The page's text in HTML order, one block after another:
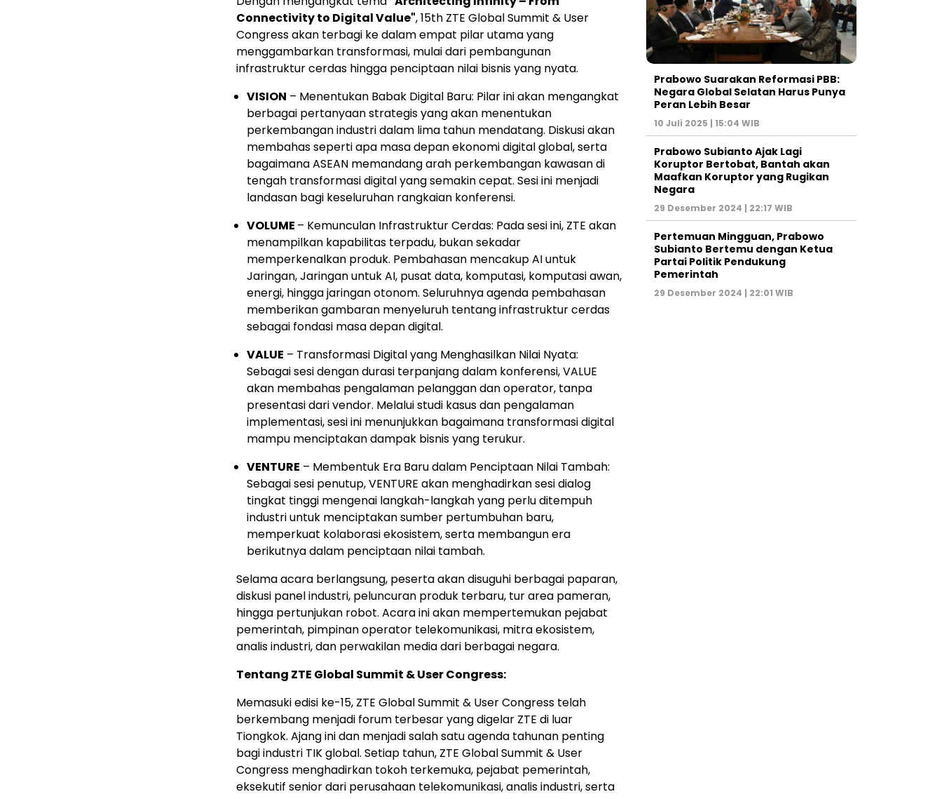
Connectivity to Digital Value", 15th ZTE Global Summit & User
Congress akan terbagi ke dalam empat pilar utama yang
menggambarkan transformasi, mulai dari pembangunan
infrastruktur cerdas hingga penciptaan nilai bisnis yang nyata.
VISION – Menentukan Babak Digital Baru: Pilar ini akan mengangkat
berbagai pertanyaan strategis yang akan menentukan
perkembangan industri dalam lima tahun mendatang. Diskusi akan
membahas seperti apa masa depan ekonomi digital global, serta
bagaimana ASEAN memandang arah perkembangan kawasan di
tengah transformasi digital yang semakin cepat. Sesi ini menjadi
landasan bagi keseluruhan rangkaian konferensi.
VOLUME – Kemunculan Infrastruktur Cerdas: Pada sesi ini, ZTE akan
menampilkan kapabilitas terpadu, bukan sekadar
memperkenalkan produk. Pembahasan mencakup AI untuk
Jaringan, Jaringan untuk AI, pusat data, komputasi, komputasi awan,
energi, hingga jaringan otonom. Seluruhnya agenda pembahasan
memberikan gambaran menyeluruh tentang infrastruktur cerdas
sebagai fondasi masa depan digital.
VALUE – Transformasi Digital yang Menghasilkan Nilai Nyata:
Sebagai sesi dengan durasi terpanjang dalam konferensi, VALUE
akan membahas pengalaman pelanggan dan operator, tanpa
presentasi dari vendor. Melalui studi kasus dan pengalaman
implementasi, sesi ini menunjukkan bagaimana transformasi digital
mampu menciptakan dampak bisnis yang terukur.
VENTURE – Membentuk Era Baru dalam Penciptaan Nilai Tambah:
Sebagai sesi penutup, VENTURE akan menghadirkan sesi dialog
tingkat tinggi mengenai langkah-langkah yang perlu ditempuh
industri untuk menciptakan sumber pertumbuhan baru,
memperkuat kolaborasi ekosistem, serta membangun era
berikutnya dalam penciptaan nilai tambah.
Selama acara berlangsung, peserta akan disuguhi berbagai paparan,
diskusi panel industri, peluncuran produk terbaru, tur area pameran,
hingga pertunjukan robot. Acara ini akan mempertemukan pejabat
pemerintah, pimpinan operator telekomunikasi, mitra ekosistem,
analis industri, dan perwakilan media dari berbagai negara.
Tentang ZTE Global Summit & User Congress:
Memasuki edisi ke-15, ZTE Global Summit & User Congress telah
berkembang menjadi forum terbesar yang digelar ZTE di luar
Tiongkok. Ajang ini dan menjadi salah satu agenda tahunan penting
bagi industri TIK global. Setiap tahun, ZTE Global Summit & User
Congress menghadirkan tokoh terkemuka, pejabat pemerintah,
eksekutif senior dari perusahaan telekomunikasi, analis industri, serta
Prabowo Suarakan Reformasi PBB:
Negara Global Selatan Harus Punya
Peran Lebih Besar
10 Juli 2025 | 15:04 WIB
Prabowo Subianto Ajak Lagi
Koruptor Bertobat, Bantah akan
Maafkan Koruptor yang Rugikan
Negara
29 Desember 2024 | 22:17 WIB
Pertemuan Mingguan, Prabowo
Subianto Bertemu dengan Ketua
Partai Politik Pendukung
Pemerintah
29 Desember 2024 | 22:01 WIB